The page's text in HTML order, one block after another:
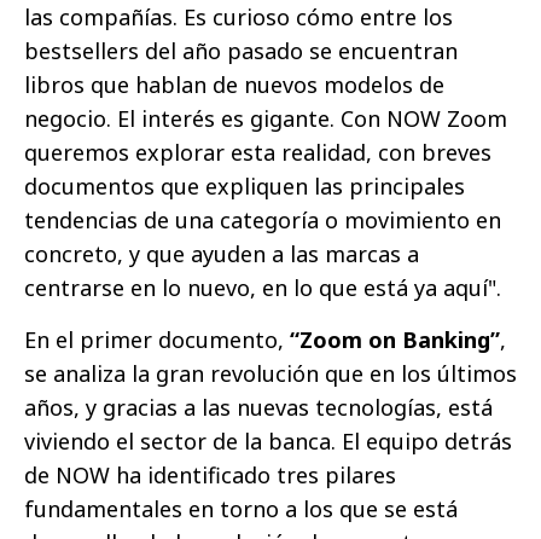
las compañías. Es curioso cómo entre los
bestsellers del año pasado se encuentran
libros que hablan de nuevos modelos de
negocio. El interés es gigante. Con NOW Zoom
queremos explorar esta realidad, con breves
documentos que expliquen las principales
tendencias de una categoría o movimiento en
concreto, y que ayuden a las marcas a
centrarse en lo nuevo, en lo que está ya aquí".
En el primer documento, “Zoom on Banking”,
se analiza la gran revolución que en los últimos
años, y gracias a las nuevas tecnologías, está
viviendo el sector de la banca. El equipo detrás
de NOW ha identificado tres pilares
fundamentales en torno a los que se está